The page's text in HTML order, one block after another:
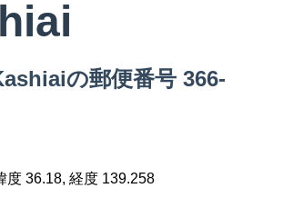
の郵便番号 366-
度 36.18, 経度 139.258